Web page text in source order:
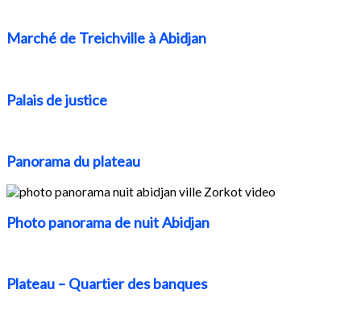
Marché de Treichville à Abidjan
Palais de justice
Panorama du plateau
Photo panorama de nuit Abidjan
Plateau – Quartier des banques